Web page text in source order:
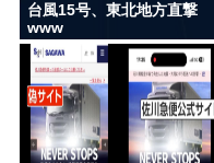
台風15号、東北地方直撃
www